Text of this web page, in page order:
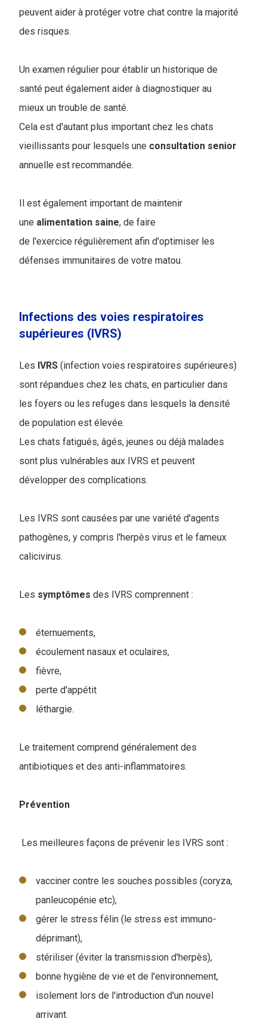
peuvent aider à protéger votre chat contre la majorité
des risques.
Un examen régulier pour établir un historique de
santé peut également aider à diagnostiquer au
mieux un trouble de santé.
Cela est d'autant plus important chez les chats
vieillissants pour lesquels une consultation senior
annuelle est recommandée.
Il est également important de maintenir
une alimentation saine, de faire
de l'exercice régulièrement afin d'optimiser les
défenses immunitaires de votre matou.
Infections des voies respiratoires
supérieures (IVRS)
Les IVRS (infection voies respiratoires supérieures)
sont répandues chez les chats, en particulier dans
les foyers ou les refuges dans lesquels la densité
de population est élevée.
Les chats fatigués, âgés, jeunes ou déjà malades
sont plus vulnérables aux IVRS et peuvent
développer des complications.
Les IVRS sont causées par une variété d'agents
pathogènes, y compris l'herpès virus et le fameux
calicivirus.
Les symptômes des IVRS comprennent :
éternuements,
écoulement nasaux et oculaires,
fièvre,
perte d'appétit
léthargie.
Le traitement comprend généralement des
antibiotiques et des anti-inflammatoires.
Prévention
Les meilleures façons de prévenir les IVRS sont :
vacciner contre les souches possibles (coryza,
panleucopénie etc),
gérer le stress félin (le stress est immuno-
déprimant),
stériliser (éviter la transmission d'herpès),
bonne hygiène de vie et de l'environnement,
isolement lors de l'introduction d'un nouvel
arrivant.